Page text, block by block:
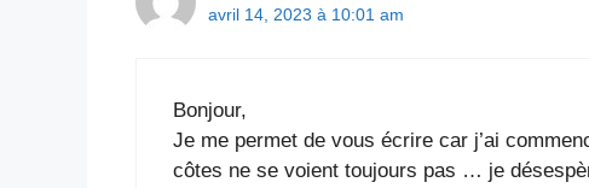
avril 14, 2023 à 10:01 am
Bonjour,
Je me permet de vous écrire car j’ai
côtes ne se voient toujours pas … je